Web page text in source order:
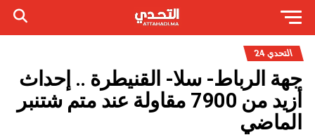
التحدي 24
جهة الرباط- سلا- القنيطرة .. إحداث
أزيد من 7900 مقاولة عند متم شتنبر
الماضي